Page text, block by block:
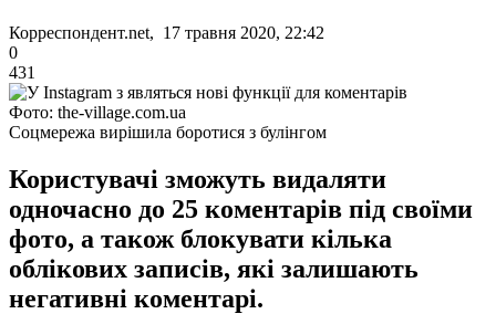
Корреспондент.net, 17 травня 2020, 22:42
0
431
Фото: the-village.com.ua
Соцмережа вирішила боротися з булінгом
Користувачі зможуть видаляти
одночасно до 25 коментарів під своїми
фото, а також блокувати кілька
облікових записів, які залишають
негативні коментарі.